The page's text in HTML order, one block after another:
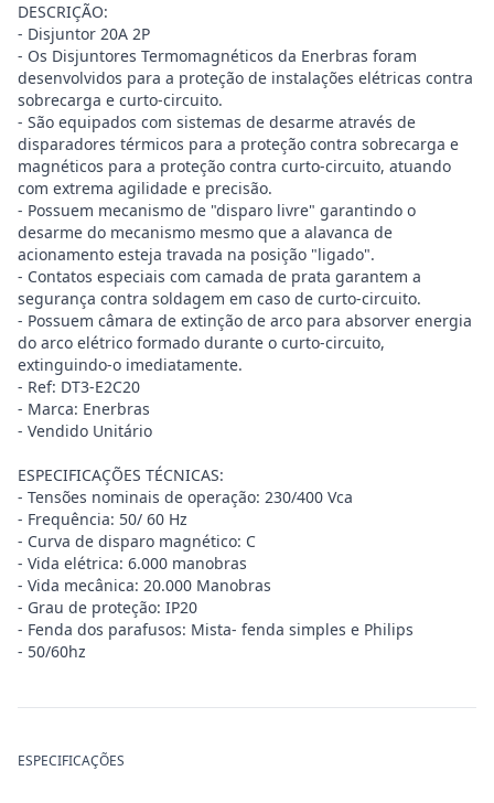
DESCRIÇÃO:
- Disjuntor 20A 2P
- Os Disjuntores Termomagnéticos da Enerbras foram
desenvolvidos para a proteção de instalações elétricas contra
sobrecarga e curto-circuito.
- São equipados com sistemas de desarme através de
disparadores térmicos para a proteção contra sobrecarga e
magnéticos para a proteção contra curto-circuito, atuando
com extrema agilidade e precisão.
- Possuem mecanismo de "disparo livre" garantindo o
desarme do mecanismo mesmo que a alavanca de
acionamento esteja travada na posição "ligado".
- Contatos especiais com camada de prata garantem a
segurança contra soldagem em caso de curto-circuito.
- Possuem câmara de extinção de arco para absorver energia
do arco elétrico formado durante o curto-circuito,
extinguindo-o imediatamente.
- Ref: DT3-E2C20
- Marca: Enerbras
- Vendido Unitário
ESPECIFICAÇÕES TÉCNICAS:
- Tensões nominais de operação: 230/400 Vca
- Frequência: 50/ 60 Hz
- Curva de disparo magnético: C
- Vida elétrica: 6.000 manobras
- Vida mecânica: 20.000 Manobras
- Grau de proteção: IP20
- Fenda dos parafusos: Mista- fenda simples e Philips
- 50/60hz
ESPECIFICAÇÕES